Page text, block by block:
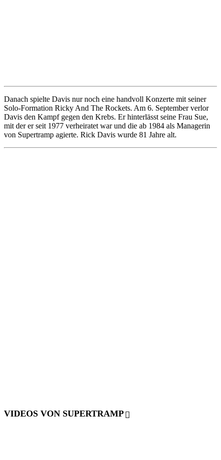
Danach spielte Davis nur noch eine handvoll Konzerte mit seiner
Solo-Formation Ricky And The Rockets. Am 6. September verlor
Davis den Kampf gegen den Krebs. Er hinterlässt seine Frau Sue,
mit der er seit 1977 verheiratet war und die ab 1984 als Managerin
von Supertramp agierte. Rick Davis wurde 81 Jahre alt.
VIDEOS VON SUPERTRAMP